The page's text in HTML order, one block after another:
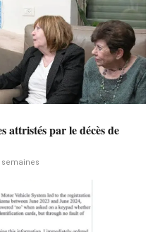
attristés par le décès de
semaines